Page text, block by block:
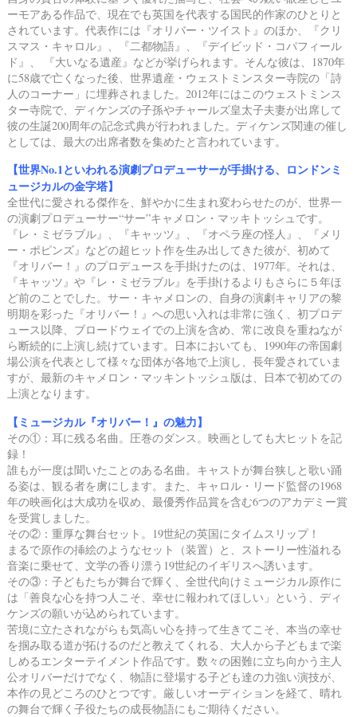
ーモアある作品で、 現在でも英国を代表する国民的作家のひとりと
されています。 代表作には『オリバー・ツイスト』のほか、『クリ
スマス・キャロル』、『二都物語』、
『デイビッド・コパフィール
ド』、 『大いなる遺産』などが挙げられます。 そんな彼は、1870年
に58歳で亡くなった後、 世界遺産・ウェストミンスター寺院の「詩
人のコーナー」に埋葬されました。 2012年にはこのウェストミンス
ター寺院で、ディケンズの子孫やチャールズ皇太子夫妻が出席して
彼の生誕200周年の記念式典が行われました。 ディケンズ関連の催し
としては、最大の出席者数を集めたと言われています。
【世界No.1といわれる演劇プロデューサーが手掛ける、ロンドンミ
ュージカルの金字塔】
全世代に愛される傑作を、鮮やかに生まれ変わらせたのが、 世界一
の演劇プロデューサー“サー”キャメロン・マッキトッシュです。
『レ・ミゼラブル』、『キャッツ』、『オペラ座の怪人』、『メリ
ー・ポピンズ』などの超ヒット作を生み出してきた彼が、 初めて
『オリバー！』のプロデュースを手掛けたのは、1977年。 それは、
『キャッツ』や『レ・ミゼラブル』を手掛けるよりもさらに５年ほ
ど前のことでした。 サー・キャメロンの、自身の演劇キャリアの黎
明期を彩った『オリバー！』への思い入れは非常に強く、 初プロデ
ュース以降、ブロードウェイでの上演を含め、 常に改良を重ねなが
ら断続的に上演し続けています。 日本においても、1990年の帝国劇
場公演を代表として様々な団体が各地で上演し、 長年愛されていま
すが、最新のキャメロン・マッキントッシュ版は、日本で初めての
上演となります。
【ミュージカル『オリバー！』の魅力】
その①：耳に残る名曲。圧巻のダンス。映画としても大ヒットを記
録！
誰もが一度は聞いたことのある名曲。 キャストが舞台狭しと歌い踊
る姿は、観る者を虜にします。
また、キャロル・リード監督の1968
年の映画化は大成功を収め、 最優秀作品賞を含む6つのアカデミー賞
を受賞しました。
その②：重厚な舞台セット。19世紀の英国にタイムスリップ！
まるで原作の挿絵のようなセット（装置）と、ストーリー性溢れる
音楽に乗せて、 文学の香り漂う19世紀のイギリスへ誘います。
その③：子どもたちが舞台で輝く、全世代向けミュージカル原作に
は 「善良な心を持つ人こそ、幸せに報われてほしい」という、ディ
ケンズの願いが込められています。
苦境に立たされながらも気高い心を持って生きてこそ、 本当の幸せ
を掴み取る道が拓けるのだと教えてくれる、 大人から子どもまで楽
しめるエンターテイメント作品です。 数々の困難に立ち向かう主人
公オリバーだけでなく、 物語に登場する子ども達の力強い演技が、
本作の見どころのひとつです。 厳しいオーディションを経て、晴れ
の舞台で輝く子役たちの成長物語にもご期待ください。